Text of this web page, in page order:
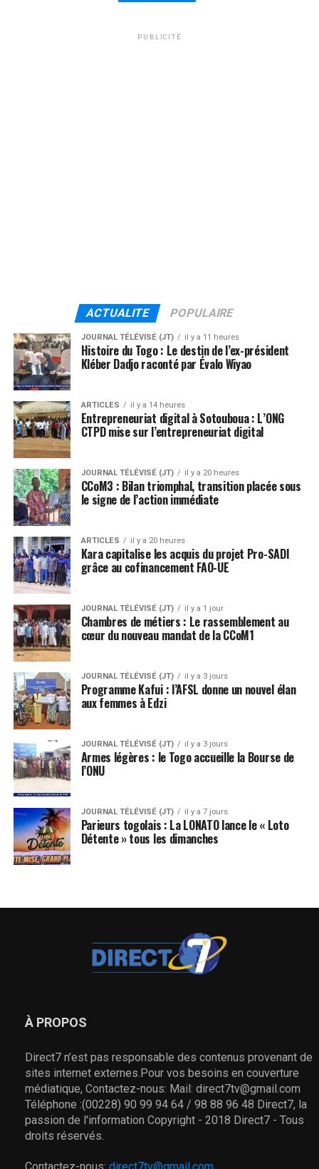
PUBLICITÉ
ACTUALITE POPULAIRE
JOURNAL TÉLÉVISÉ (JT) il y a 11 heures
Histoire du Togo : Le destin de l’ex-président
Kléber Dadjo raconté par Évalo Wiyao
ARTICLES il y a 14 heures
Entrepreneuriat digital à Sotouboua : L’ONG
CTPD mise sur l’entrepreneuriat digital
JOURNAL TÉLÉVISÉ (JT) il y a 20 heures
CCoM3 : Bilan triomphal, transition placée sous
le signe de l’action immédiate
ARTICLES il y a 20 heures
Kara capitalise les acquis du projet Pro-SADI
grâce au cofinancement FAO-UE
JOURNAL TÉLÉVISÉ (JT) il y a 1 jour
Chambres de métiers : Le rassemblement au
cœur du nouveau mandat de la CCoM1
JOURNAL TÉLÉVISÉ (JT) il y a 3 jours
Programme Kafui : l’AFSL donne un nouvel élan
aux femmes à Edzi
JOURNAL TÉLÉVISÉ (JT) il y a 3 jours
Armes légères : le Togo accueille la Bourse de
l’ONU
JOURNAL TÉLÉVISÉ (JT) il y a 7 jours
Parieurs togolais : La LONATO lance le « Loto
Détente » tous les dimanches
À PROPOS
Direct7 n’est pas responsable des contenus provenant de
sites internet externes.Pour vos besoins en couverture
médiatique, Contactez-nous: Mail: direct7tv@gmail.com
Téléphone :(00228) 90 99 94 64 / 98 88 96 48 Direct7, la
passion de l'information Copyright - 2018 Direct7 - Tous
droits réservés.